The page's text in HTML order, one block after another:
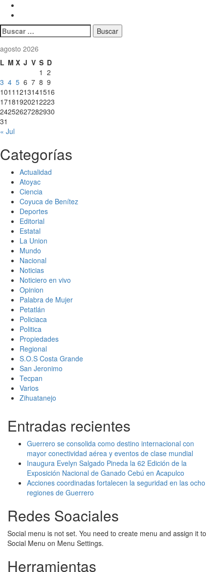
Buscar:
agosto 2026
L M X J V S D
1 2
3 4 5 6 7 8 9
1011 1213141516
17181920212223
24252627282930
31
« Jul
Categorías
Actualidad
Atoyac
Ciencia
Coyuca de Benítez
Deportes
Editorial
Estatal
La Union
Mundo
Nacional
Noticias
Noticiero en vivo
Opinion
Palabra de Mujer
Petatlán
Policiaca
Politica
Propiedades
Regional
S.O.S Costa Grande
San Jeronimo
Tecpan
Varios
Zihuatanejo
Entradas recientes
Guerrero se consolida como destino internacional con
mayor conectividad aérea y eventos de clase mundial
Inaugura Evelyn Salgado Pineda la 62 Edición de la
Exposición Nacional de Ganado Cebú en Acapulco
Acciones coordinadas fortalecen la seguridad en las ocho
regiones de Guerrero
Redes Soaciales
Social menu is not set. You need to create menu and assign it to
Social Menu on Menu Settings.
Herramientas